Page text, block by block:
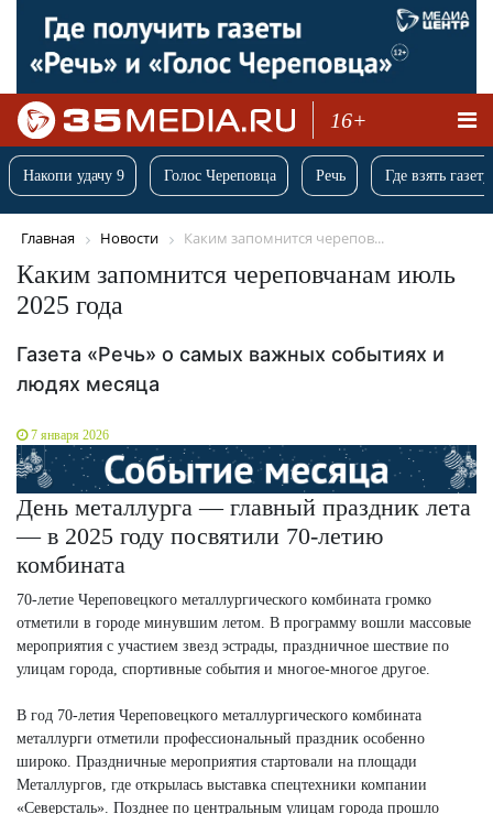
16+
Накопи удачу 9 Голос Череповца Речь Где взять
Главная Новости Каким запомнится черепов...
Каким запомнится череповчанам июль
2025 года
Газета «Речь» о самых важных событиях и
людях месяца
7 января 2026
День металлурга — главный праздник лета
— в 2025 году посвятили 70-летию
комбината
70-летие Череповецкого металлургического комбината громко
отметили в городе минувшим летом. В программу вошли массовые
мероприятия с участием звезд эстрады, праздничное шествие по
улицам города, спортивные события и многое-многое другое.
В год 70-летия Череповецкого металлургического комбината
металлурги отметили профессиональный праздник особенно
широко. Праздничные мероприятия стартовали на площади
Металлургов, где открылась выставка спецтехники компании
«Северсталь». Позднее по центральным улицам города прошло